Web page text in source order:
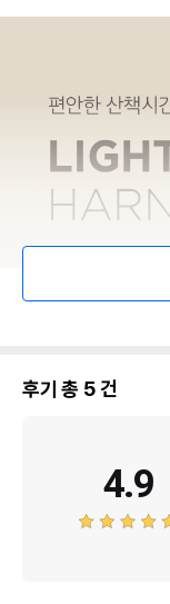
후기 총 5건
4.9